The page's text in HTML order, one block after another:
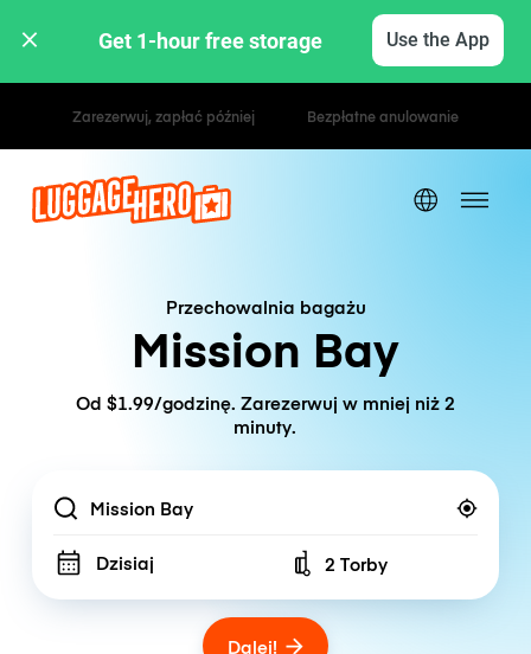
Get 1-hour free storage Use the App
Stawki godzinowe / dzienne
Przechowalnia bagażu
Mission Bay
Od $1.99/godzinę. Zarezerwuj w mniej niż 2
minuty.
Location
Dzisiaj Number of bags
2 Torby
Dalej!